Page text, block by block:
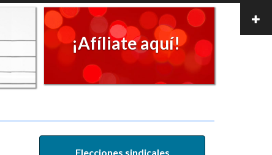
¡Afíliate aquí!
Elecciones sindicales